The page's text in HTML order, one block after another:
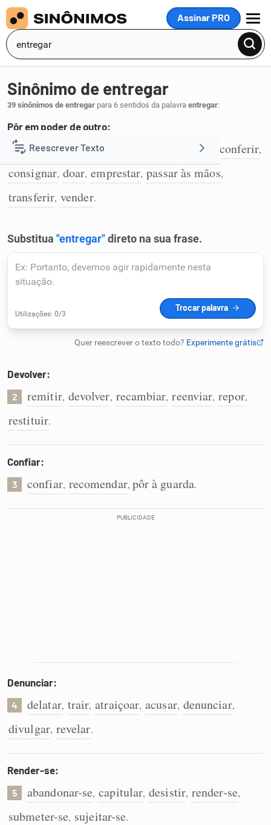
Assinar PRO
MENU
Reescrever Texto
Resumir Texto
Detector de IA
Humanizador de IA
Caça-palavras
Dicionário
Sinônimo de entregar
39 sinônimos de entregar para 6 sentidos da palavra entregar:
Pôr em poder de outro:
1 dar,oferecer,alienar conceder conferir,
consignar, doar, emprestar, passar às mãos,
transferir, vender.
Devolver:
2 remitir, devolver, recambiar, reenviar, repor,
restituir.
Confiar:
3 confiar, recomendar, pôr à guarda.
Denunciar:
4 delatar, trair, atraiçoar, acusar, denunciar,
divulgar, revelar.
Render-se:
5 abandonar-se, capitular, desistir, render-se,
submeter-se, sujeitar-se.